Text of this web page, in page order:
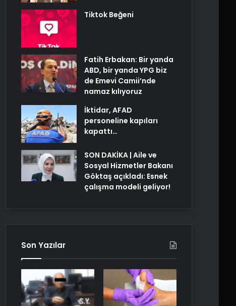
Tiktok Beğeni
Fatih Erbakan: Bir yanda
ABD, bir yanda YPG biz
de Emevi Camii’nde
namaz kılıyoruz
İktidar, AFAD
personeline kapıları
kapattı…
SON DAKİKA | Aile ve
Sosyal Hizmetler Bakanı
Göktaş açıkladı: Esnek
çalışma modeli geliyor!
Son Yazılar